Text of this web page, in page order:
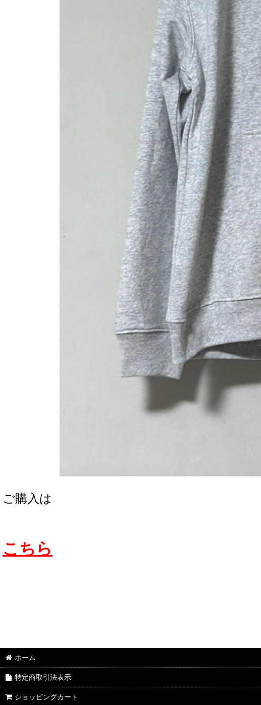
ご購入は
こちら
ホーム
特定商取引法表示
ショッピングカート